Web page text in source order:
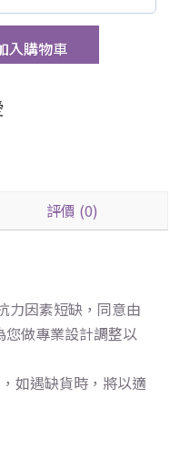
入購物車
評價 (0)
力因素短缺，同意由
您做專業設計調整以
如遇缺貨時，將以適